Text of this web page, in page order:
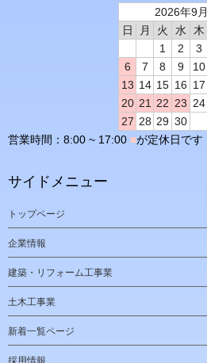
2026年9月
日
月 火 水 木
1
2 3
6
7 8 9 10
13 14 15 16 17
20 21 22 23 24
27 28 29 30
営業時間：8:00 ~ 17:00 ■が定休日です
サイドメニュー
トップページ
企業情報
建築・リフォーム工事業
土木工事業
新着一覧ページ
採用情報